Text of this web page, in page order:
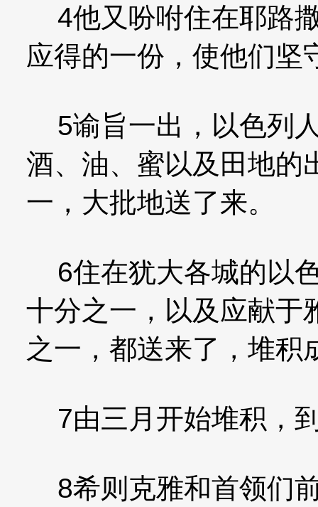
4他又吩咐住在耶路
应得的一份，使他们坚
5谕旨一出，以色列
酒、油、蜜以及田地的
一，大批地送了来。
6住在犹大各城的以
十分之一，以及应献于
之一，都送来了，堆积
7由三月开始堆积，
8希则克雅和首领们